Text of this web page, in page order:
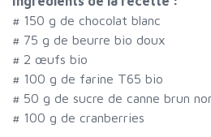
# 150 g de chocolat blanc
# 75 g de beurre bio doux
# 2 œufs bio
# 100 g de farine T65 bio
# 50 g de sucre de canne brun
# 100 g de cranberries